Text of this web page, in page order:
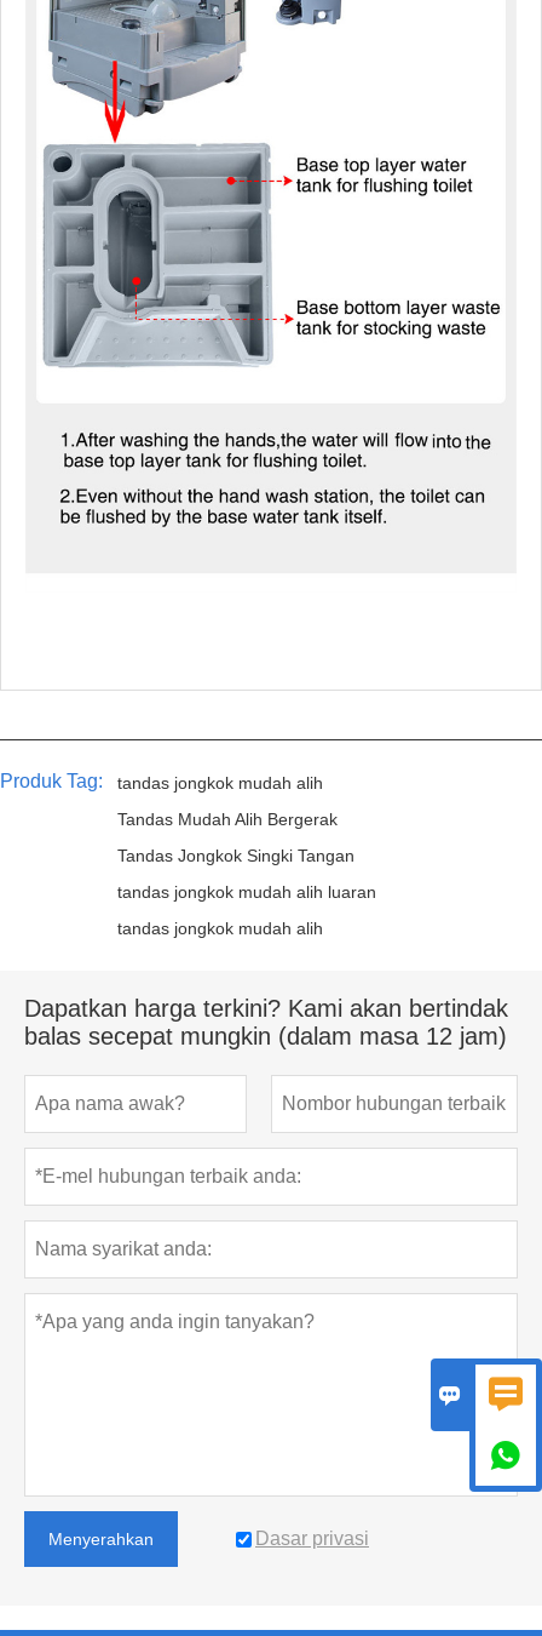
Produk Tag:
tandas jongkok mudah alih
Tandas Mudah Alih Bergerak
Tandas Jongkok Singki Tangan
tandas jongkok mudah alih luaran
tandas jongkok mudah alih
Dapatkan harga terkini? Kami akan bertindak
balas secepat mungkin (dalam masa 12 jam)
Menyerahkan Dasar privasi
 
